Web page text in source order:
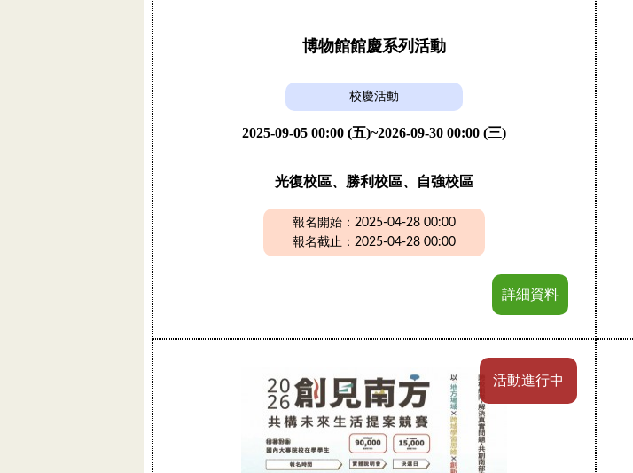
博物館館慶系列活動
校慶活動
2025-09-05 00:00 (五)~2026-09-30 00:00 (三)
光復校區、勝利校區、自強校區
報名開始：2025-04-28 00:00
報名截止：2025-04-28 00:00
詳細資料
活動進行中